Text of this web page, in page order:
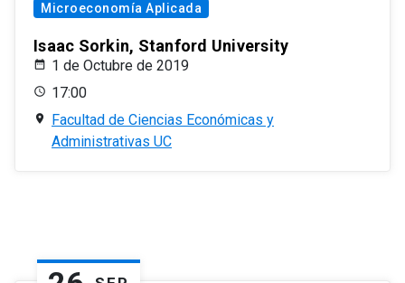
Microeconomía Aplicada
Isaac Sorkin, Stanford University
1 de Octubre de 2019
17:00
Facultad de Ciencias Económicas y
Administrativas UC